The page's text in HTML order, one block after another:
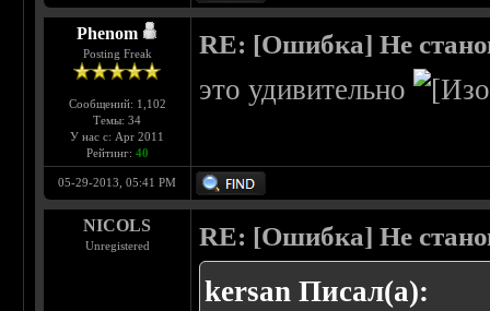
Phenom
Posting Freak
Сообщений: 1,102
Темы: 34
У нас с: Apr 2011
Рейтинг: 40
RE: [Ошибка] Не
это удивительно
05-29-2013, 05:41 PM
NICOLS
Unregistered RE: [Ошибка] Не
kersan Писал(а):